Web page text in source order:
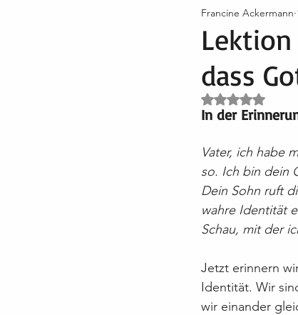
dass
Francine Ackermann
Mit NaN von
In der
Vater, ich habe
so. Ich bin dein
Dein Sohn ruft
wahre Identität
Schau, mit der
Jetzt erinnern
Identität. Wir
wir einander